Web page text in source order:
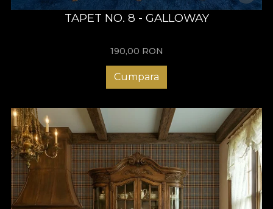
TAPET NO. 8 - GALLOWAY
190,00 RON
Cumpara